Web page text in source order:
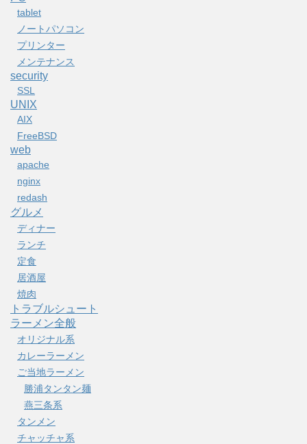
tablet
ノートパソコン
プリンター
メンテナンス
security
SSL
UNIX
AIX
FreeBSD
web
apache
nginx
redash
グルメ
ディナー
ランチ
定食
居酒屋
焼肉
トラブルシュート
ラーメン全般
オリジナル系
カレーラーメン
ご当地ラーメン
勝浦タンタン麺
燕三条系
タンメン
チャッチャ系